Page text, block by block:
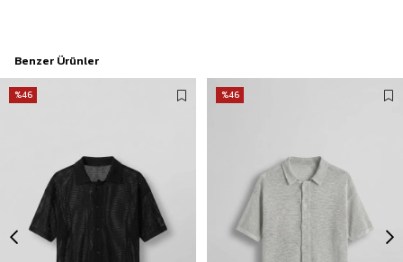
Benzer Ürünler
%46 %46